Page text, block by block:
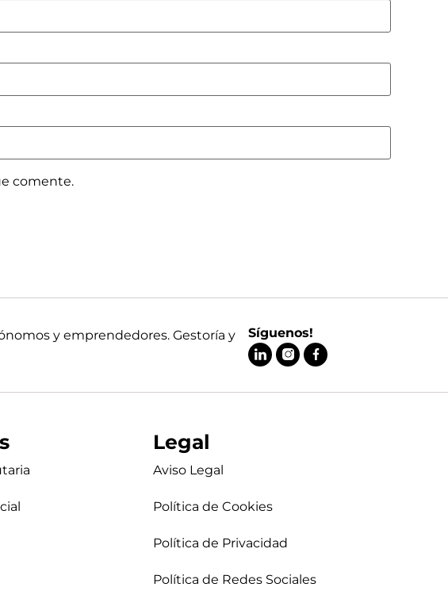
comente.
y emprendedores. Gestoría y
Síguenos!
Legal
Aviso Legal
Política de Cookies
Política de Privacidad
Política de Redes Sociales